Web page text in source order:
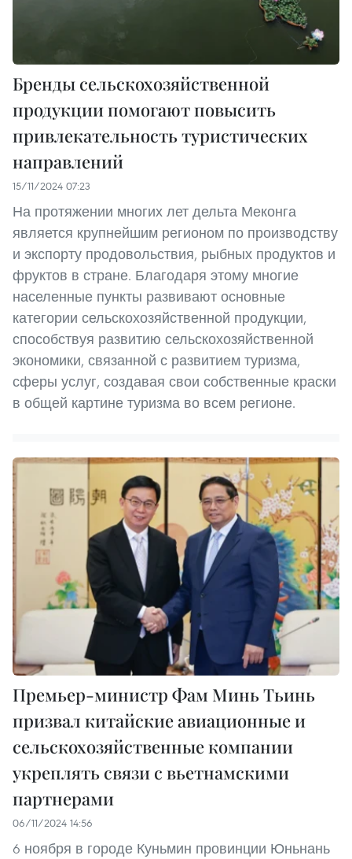
Бренды сельскохозяйственной
продукции помогают повысить
привлекательность туристических
направлений
15/11/2024 07:23
На протяжении многих лет дельта Меконга
является крупнейшим регионом по производству
и экспорту продовольствия, рыбных продуктов и
фруктов в стране. Благодаря этому многие
населенные пункты развивают основные
категории сельскохозяйственной продукции,
способствуя развитию сельскохозяйственной
экономики, связанной с развитием туризма,
сферы услуг, создавая свои собственные краски
в общей картине туризма во всем регионе.
Премьер-министр Фам Минь Тьинь
призвал китайские авиационные и
сельскохозяйственные компании
укреплять связи с вьетнамскими
партнерами
06/11/2024 14:56
6 ноября в городе Куньмин провинции Юньнань